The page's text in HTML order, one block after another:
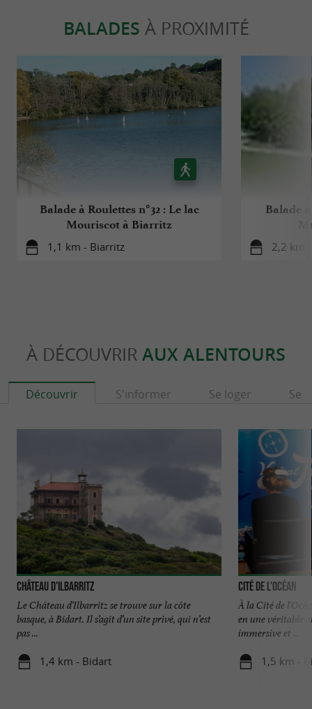
BALADES À PROXIMITÉ
Balade à Roulettes n°32 : Le lac
Mouriscot à Biarritz
1,1 km - Biarritz
Balade
2,2 km
À DÉCOUVRIR AUX ALENTOURS
Découvrir S'informer Se loger Se
Château d'Ilbarritz
Le Château d’Ilbarritz se trouve sur la côte
basque, à Bidart. Il s’agit d’un site privé, qui n’est
pas ...
1,4 km - Bidart
Cité de l'Océan
À la Cité de
en une véritable
immersive et ...
1,5 km -